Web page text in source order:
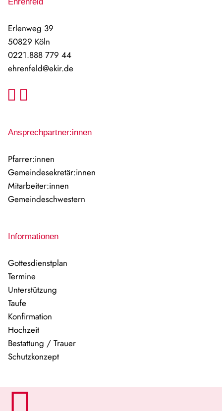
Erlenweg 39
50829 Köln
0221.888 779 44
ehrenfeld@ekir.de
Ansprechpartner:innen
Pfarrer:innen
Gemeindesekretär:innen
Mitarbeiter:innen
Gemeindeschwestern
Informationen
Gottesdienstplan
Termine
Unterstützung
Taufe
Konfirmation
Hochzeit
Bestattung / Trauer
Schutzkonzept